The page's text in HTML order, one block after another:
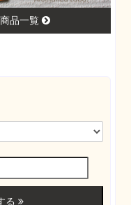
品一覧
る